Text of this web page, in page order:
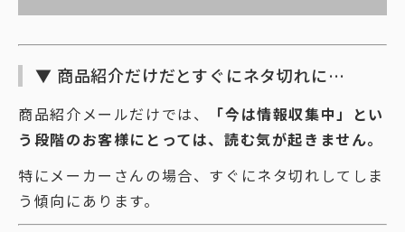
▼ 商品紹介だけだとすぐにネタ切れに…
商品紹介メールだけでは、
「今は情報収集中」とい
う段階のお客様にとっては、読む気が起きません。
特にメーカーさんの場合、すぐにネタ切れしてしま
う傾向にあります。